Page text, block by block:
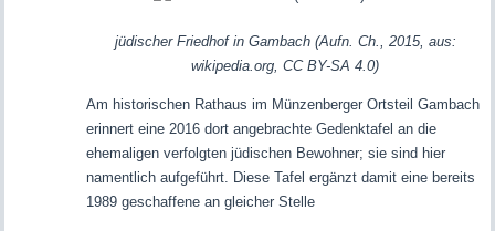
jüdischer Friedhof in Gambach (Aufn. Ch., 2015, aus:
wikipedia.org, CC BY-SA 4.0)
Am historischen Rathaus im Münzenberger Ortsteil Gambach
erinnert eine 2016 dort angebrachte Gedenktafel an die
ehemaligen verfolgten jüdischen Bewohner; sie sind hier
namentlich aufgeführt. Diese Tafel ergänzt damit eine bereits
1989 geschaffene an gleicher Stelle